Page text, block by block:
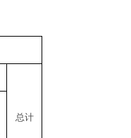
总计